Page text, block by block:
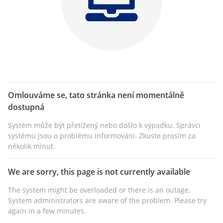
Omlouváme se, tato stránka není momentálně
dostupná
Systém může být přetížený nebo došlo k výpadku. Správci
systému jsou o problému informováni. Zkuste prosím za
několik minut.
We are sorry, this page is not currently available
The system might be overloaded or there is an outage.
System administrators are aware of the problem. Please try
again in a few minutes.